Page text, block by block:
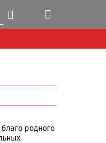
родного